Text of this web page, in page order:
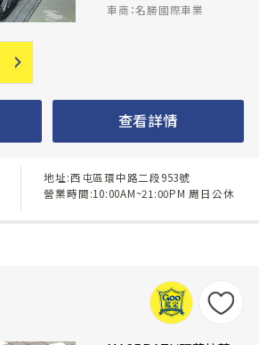
車商：名勝國際車業
查看詳情
地址:西屯區環中路二段953號
營業時間:10:00AM~21:00PM 周日公休